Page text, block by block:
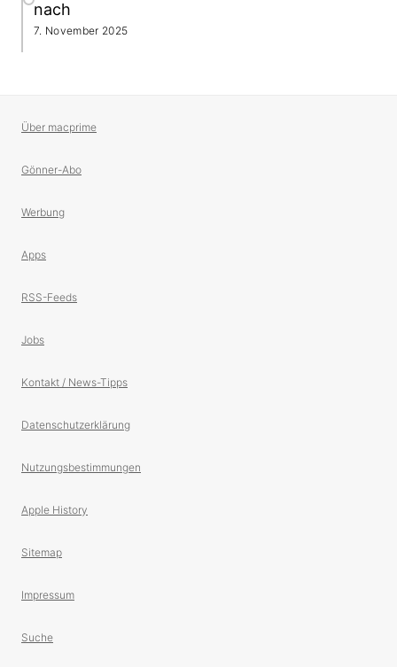
nach
7. November 2025
Über macprime
Gönner-Abo
Werbung
Apps
RSS-Feeds
Jobs
Kontakt / News-Tipps
Datenschutzerklärung
Nutzungsbestimmungen
Apple History
Sitemap
Impressum
Suche